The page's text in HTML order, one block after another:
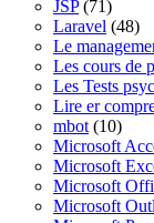
JSP(71)
Laravel (48)
Le
Les cours de
Les Tests
Lire er
mbot (10)
Microsoft
Microsoft
Microsoft
Microsoft